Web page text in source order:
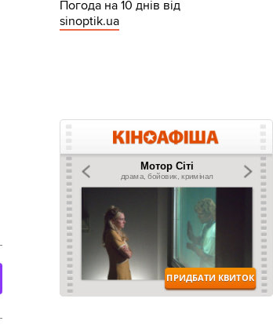
Погода на 10 днів від
sinoptik.ua